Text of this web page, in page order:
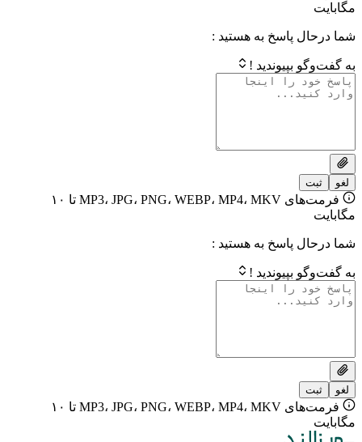
پاسخ به هستید :
!
فرمت‌های MP3، JPG، PNG، WEBP، MP4، MKV تا ۱۰
پاسخ به هستید :
!
فرمت‌های MP3، JPG، PNG، WEBP، MP4، MKV تا ۱۰